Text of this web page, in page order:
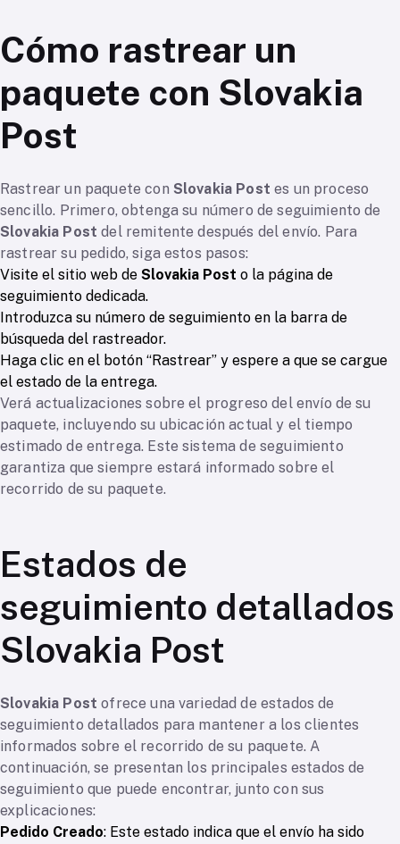
Cómo rastrear un
paquete con Slovakia
Post
Rastrear un paquete con Slovakia Post es un proceso
sencillo. Primero, obtenga su número de seguimiento de
Slovakia Post del remitente después del envío. Para
rastrear su pedido, siga estos pasos:
Visite el sitio web de Slovakia Post o la página de
seguimiento dedicada.
Introduzca su número de seguimiento en la barra de
búsqueda del rastreador.
Haga clic en el botón “Rastrear” y espere a que se cargue
el estado de la entrega.
Verá actualizaciones sobre el progreso del envío de su
paquete, incluyendo su ubicación actual y el tiempo
estimado de entrega. Este sistema de seguimiento
garantiza que siempre estará informado sobre el
recorrido de su paquete.
Estados de
seguimiento detallados
Slovakia Post
Slovakia Post ofrece una variedad de estados de
seguimiento detallados para mantener a los clientes
informados sobre el recorrido de su paquete. A
continuación, se presentan los principales estados de
seguimiento que puede encontrar, junto con sus
explicaciones:
Pedido Creado: Este estado indica que el envío ha sido